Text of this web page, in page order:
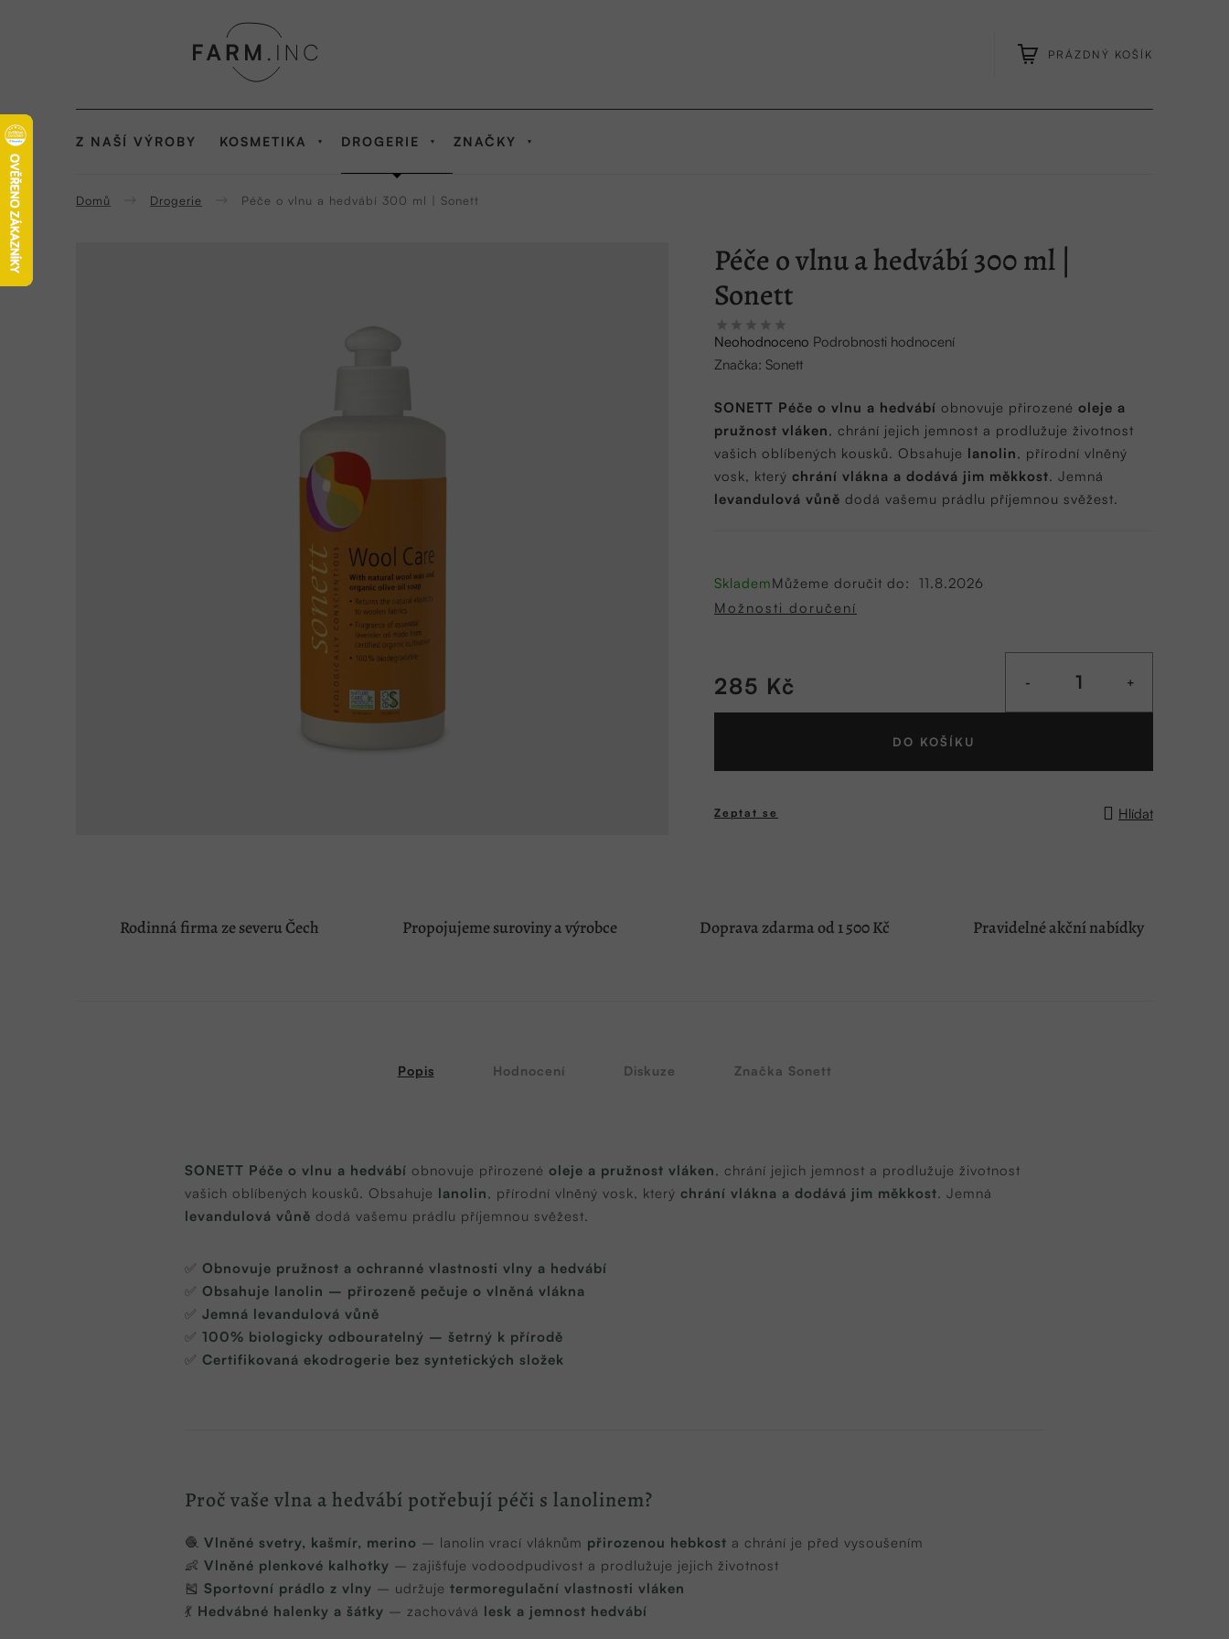
PRÁZDNÝ KOŠÍK
Z NAŠÍ VÝROBY KOSMETIKA DROGERIE ZNAČKY
Domů Drogerie Péče o vlnu a hedvábí 300 ml | Sonett
Péče o vlnu a hedvábí 300 ml |
Sonett
Průměrné
hodnocení
produktu
z
Neohodnoceno Podrobnosti hodnocení
Značka: Sonett
SONETT Péče o vlnu a hedvábí obnovuje přirozené oleje a
pružnost vláken, chrání jejich jemnost a prodlužuje životnost
vašich oblíbených kousků. Obsahuje lanolin, přírodní vlněný
vosk, který chrání vlákna a dodává jim měkkost. Jemná
levandulová vůně dodá vašemu prádlu příjemnou svěžest.
SklademMůžeme doručit do:
11.8.2026
Možnosti doručení
285 Kč
DO KOŠÍKU
Zeptat se Hlídat
Rodinná firma ze severu Čech Propojujeme suroviny a výrobce Doprava zdarma od 1 500 Kč Pravidelné akční nabídky
Popis Hodnocení Diskuze Značka Sonett
SONETT Péče o vlnu a hedvábí obnovuje přirozené oleje a pružnost vláken, chrání jejich jemnost a prodlužuje životnost
vašich oblíbených kousků. Obsahuje lanolin, přírodní vlněný vosk, který chrání vlákna a dodává jim měkkost. Jemná
levandulová vůně dodá vašemu prádlu příjemnou svěžest.
✅ Obnovuje pružnost a ochranné vlastnosti vlny a hedvábí
✅ Obsahuje lanolin – přirozeně pečuje o vlněná vlákna
✅ Jemná levandulová vůně
✅ 100% biologicky odbouratelný – šetrný k přírodě
✅ Certifikovaná ekodrogerie bez syntetických složek
Proč vaše vlna a hedvábí potřebují péči s lanolinem?
🧶 Vlněné svetry, kašmír, merino – lanolin vrací vláknům přirozenou hebkost a chrání je před vysoušením
👶 Vlněné plenkové kalhotky – zajišťuje vodoodpudivost a prodlužuje jejich životnost
🎽 Sportovní prádlo z vlny – udržuje termoregulační vlastnosti vláken
💃 Hedvábné halenky a šátky – zachovává lesk a jemnost hedvábí